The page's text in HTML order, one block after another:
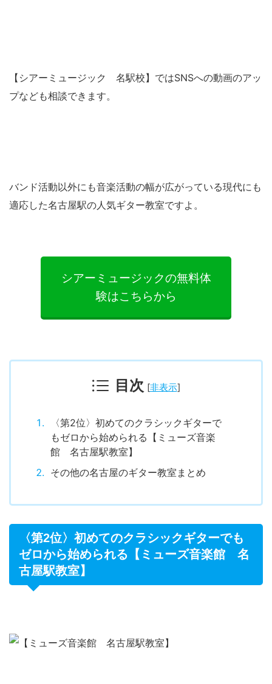
【シアーミュージック 名駅校】ではSNSへの動画のアッ
プなども相談できます。
バンド活動以外にも音楽活動の幅が広がっている現代にも
適応した名古屋駅の人気ギター教室ですよ。
シアーミュージックの無料体
験はこちらから
目次 [非表示]
〈第2位〉初めてのクラシックギターで
もゼロから始められる【ミューズ音楽
館 名古屋駅教室】
その他の名古屋のギター教室まとめ
〈第2位〉初めてのクラシックギターでも
ゼロから始められる【ミューズ音楽館 名
古屋駅教室】